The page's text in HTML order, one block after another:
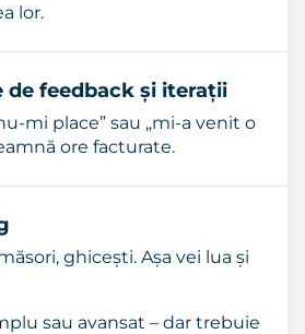
lor.
de feedback și iterații
mi place” sau „mi-a venit o
ore facturate.
ghicești. Așa vei lua și
sau avansat – dar trebuie